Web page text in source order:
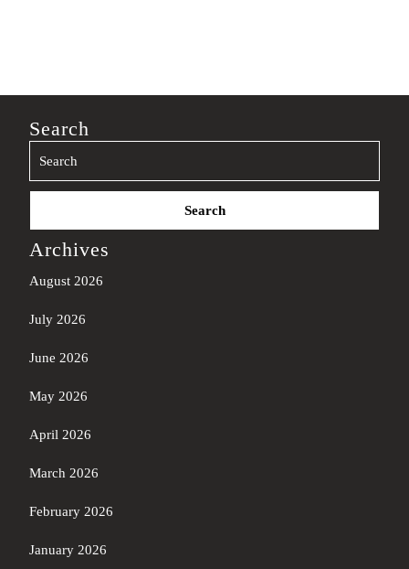
Search
Search
Archives
August 2026
July 2026
June 2026
May 2026
April 2026
March 2026
February 2026
January 2026